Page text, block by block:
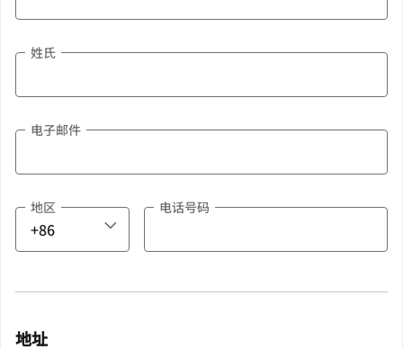
姓氏
电子邮件
地区 电话号码
地址